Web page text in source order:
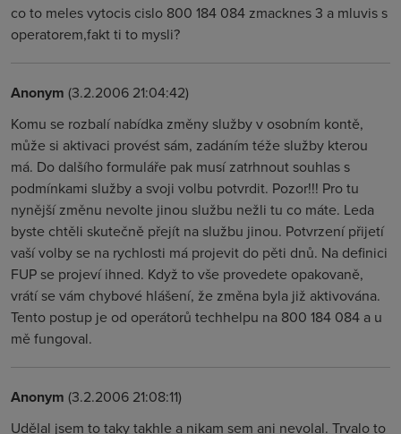
co to meles vytocis cislo 800 184 084 zmacknes 3 a mluvis s
operatorem,fakt ti to mysli?
Anonym (3.2.2006 21:04:42)
Komu se rozbalí nabídka změny služby v osobním kontě,
může si aktivaci provést sám, zadáním téže služby kterou
má. Do dalšího formuláře pak musí zatrhnout souhlas s
podmínkami služby a svoji volbu potvrdit. Pozor!!! Pro tu
nynější změnu nevolte jinou službu nežli tu co máte. Leda
byste chtěli skutečně přejít na službu jinou. Potvrzení přijetí
vaší volby se na rychlosti má projevit do pěti dnů. Na definici
FUP se projeví ihned. Když to vše provedete opakovaně,
vrátí se vám chybové hlášení, že změna byla již aktivována.
Tento postup je od operátorů techhelpu na 800 184 084 a u
mě fungoval.
Anonym (3.2.2006 21:08:11)
Udělal jsem to taky takhle a nikam sem ani nevolal. Trvalo to